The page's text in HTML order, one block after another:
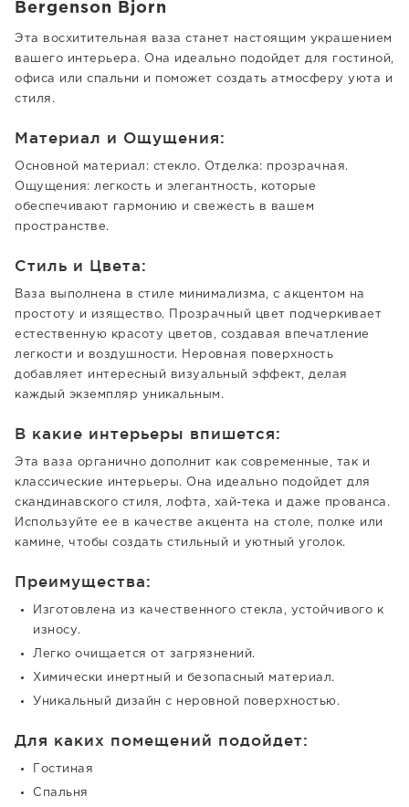
Bergenson Bjorn
Эта восхитительная ваза станет настоящим украшением
вашего интерьера. Она идеально подойдет для гостиной,
офиса или спальни и поможет создать атмосферу уюта и
стиля.
Материал и Ощущения:
Основной материал: стекло. Отделка: прозрачная.
Ощущения: легкость и элегантность, которые
обеспечивают гармонию и свежесть в вашем
пространстве.
Стиль и Цвета:
Ваза выполнена в стиле минимализма, с акцентом на
простоту и изящество. Прозрачный цвет подчеркивает
естественную красоту цветов, создавая впечатление
легкости и воздушности. Неровная поверхность
добавляет интересный визуальный эффект, делая
каждый экземпляр уникальным.
В какие интерьеры впишется:
Эта ваза органично дополнит как современные, так и
классические интерьеры. Она идеально подойдет для
скандинавского стиля, лофта, хай-тека и даже прованса.
Используйте ее в качестве акцента на столе, полке или
камине, чтобы создать стильный и уютный уголок.
Преимущества:
Изготовлена из качественного стекла, устойчивого к
износу.
Легко очищается от загрязнений.
Химически инертный и безопасный материал.
Уникальный дизайн с неровной поверхностью.
Для каких помещений подойдет:
Гостиная
Спальня